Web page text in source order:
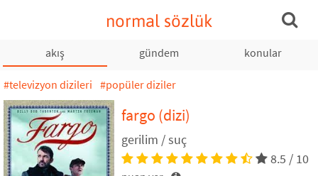
normal sözlük
akış gündem konular
#televizyon dizileri #popüler diziler
fargo (dizi)
gerilim / suç
8.5 / 10